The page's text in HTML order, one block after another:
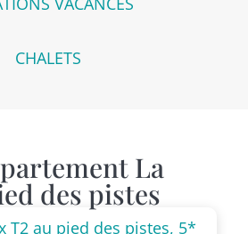
CHALETS
La
des pistes​